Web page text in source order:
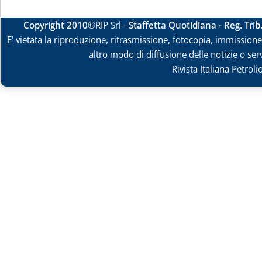
Copyright 2010©RIP Srl -Staffetta Quotidiana - Reg.
E' vietata la riproduzione, ritrasmissione, fotocopia,
altro modo di diffusione delle notizie o
Rivista Italiana